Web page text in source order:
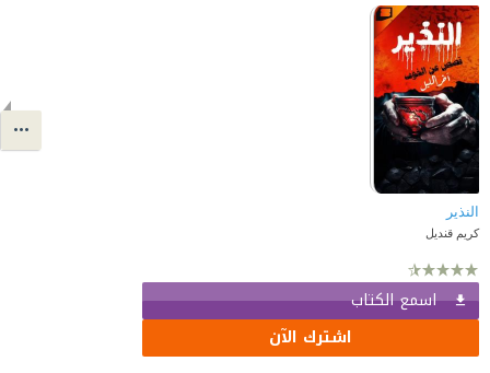
النذير
كريم قنديل
اسمع الكتاب
اشترك الآن